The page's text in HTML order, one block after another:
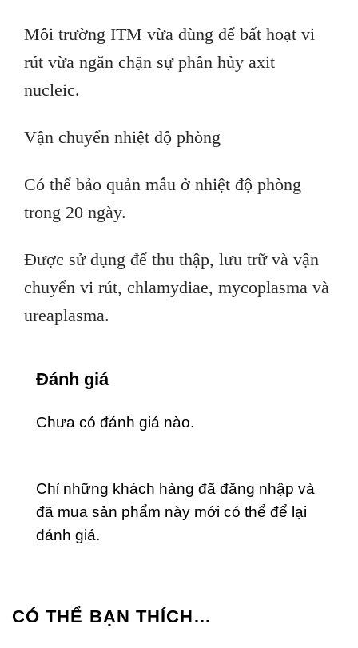
Môi trường ITM vừa dùng để bất hoạt vi
rút vừa ngăn chặn sự phân hủy axit
nucleic.
Vận chuyển nhiệt độ phòng
Có thể bảo quản mẫu ở nhiệt độ phòng
trong 20 ngày.
Được sử dụng để thu thập, lưu trữ và vận
chuyển vi rút, chlamydiae, mycoplasma và
ureaplasma.
Đánh giá
Chưa có đánh giá nào.
Chỉ những khách hàng đã đăng nhập và
đã mua sản phẩm này mới có thể để lại
đánh giá.
CÓ THỂ BẠN THÍCH…